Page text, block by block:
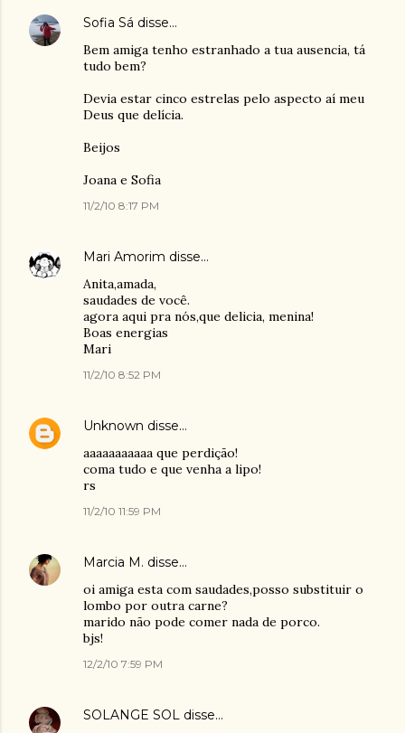
Sofia Sá disse…
Bem amiga tenho estranhado a tua ausencia, tá
tudo bem?
Devia estar cinco estrelas pelo aspecto aí meu
Deus que delícia.
Beijos
Joana e Sofia
11/2/10 8:17 PM
Mari Amorim disse…
Anita,amada,
saudades de você.
agora aqui pra nós,que delicia, menina!
Boas energias
Mari
11/2/10 8:52 PM
Unknown disse…
aaaaaaaaaaa que perdição!
coma tudo e que venha a lipo!
rs
11/2/10 11:59 PM
Marcia M. disse…
oi amiga esta com saudades,posso substituir o
lombo por outra carne?
marido não pode comer nada de porco.
bjs!
12/2/10 7:59 PM
SOLANGE SOL disse…